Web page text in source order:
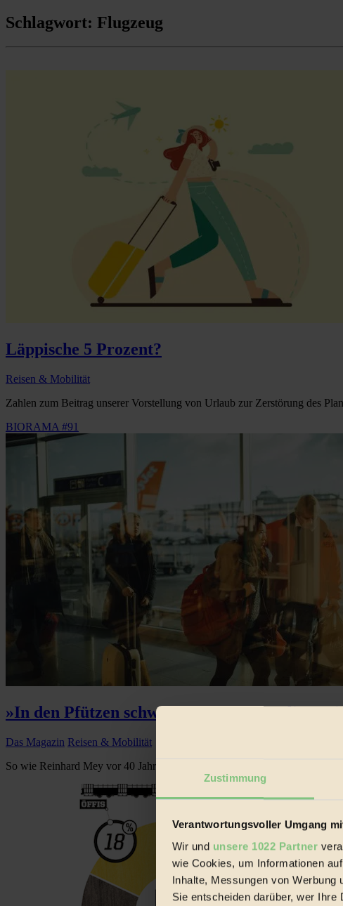
Zustimmung
Verantwortungsvoller Umgang
Wir und unsere 1022 Partner
wie Cookies, um Informationen
Inhalte, Messungen von Werbung
Sie entscheiden darüber, wer
Schlagwort: Flugzeug
Läppische 5 Prozent?
Reisen & Mobilität
Zahlen zum Beitrag unserer Vorstellung von Urlaub zur Zerstörung des
BIORAMA #91
»In den Pfützen schwimmt Benzin« –
Das Magazin Reisen & Mobilität
So wie Reinhard Mey vor 40 Jahren einen romantisch verklärten Blick auf